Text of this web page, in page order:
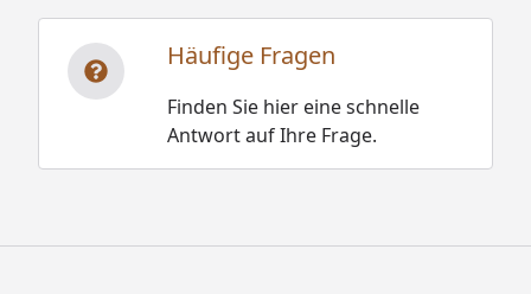
Häufige Fragen
Finden Sie hier eine schnelle
Antwort auf Ihre Frage.